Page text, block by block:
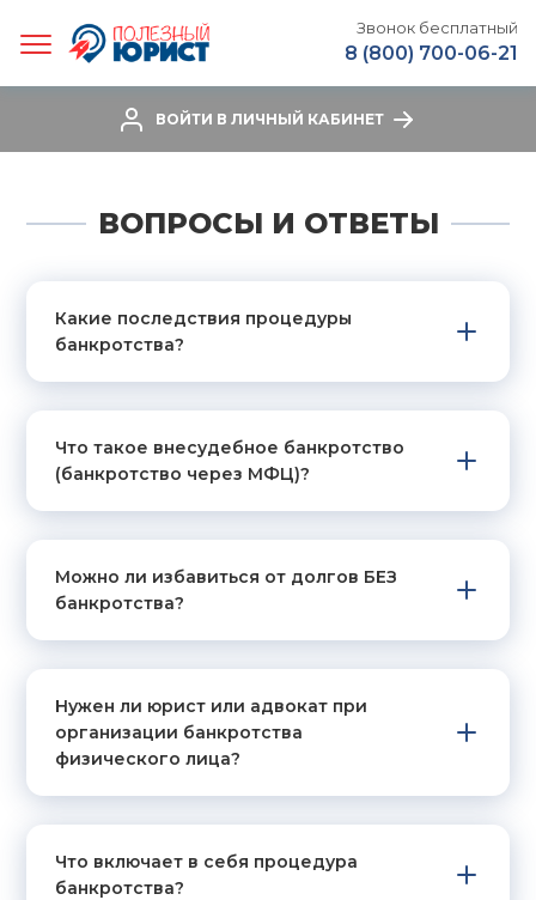
Звонок бесплатный
8 (800) 700-06-21
ВОЙТИ В ЛИЧНЫЙ КАБИНЕТ
ВОПРОСЫ И ОТВЕТЫ
Какие последствия процедуры
банкротства?
Что такое внесудебное банкротство
(банкротство через МФЦ)?
Можно ли избавиться от долгов БЕЗ
банкротства?
Нужен ли юрист или адвокат при
организации банкротства
физического лица?
Что включает в себя процедура
банкротства?